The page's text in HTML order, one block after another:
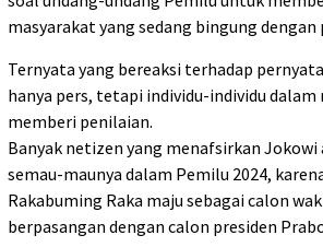
masyarakat yang sedang bingung
Ternyata yang bereaksi terhadap
hanya pers, tetapi individu-individu dalam
memberi penilaian.
Banyak netizen yang menafsirkan
semau-maunya dalam Pemilu 2024,
Rakabuming Raka maju sebagai calon
berpasangan dengan calon presiden